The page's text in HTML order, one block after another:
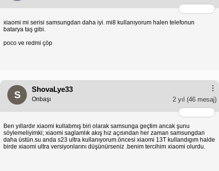
xiaomi mi serisi samsungdan daha iyi. mi8 kullanıyorum halen telefonun
batarya taş gibi.
poco ve redmi çöp
S
ShovaLye33
2 yıl (46 mesaj)
Onbaşı
Ben yıllardır xiaomi kullabmış biri olarak samsunga geçtim ancak şunu
söylemeliyimki; xiaomi saglamlık akış hız açısından her zaman samsungdan
daha üstün.su anda s23 ultra kullanıyorum.öncesi xiaomi 13T kullandıgım halde
birde xiaomi ultra versiyonlarını düşünürseniz .benim tercihim xiaomi olurdu.